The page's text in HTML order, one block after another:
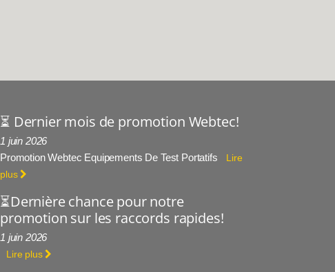
⏳ Dernier mois de promotion Webtec!
1 juin 2026
Promotion Webtec Equipements De Test Portatifs
Lire
plus
⏳Dernière chance pour notre
promotion sur les raccords rapides!
1 juin 2026
Lire plus